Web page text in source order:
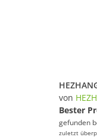
von
Bester
gefunden
zuletzt